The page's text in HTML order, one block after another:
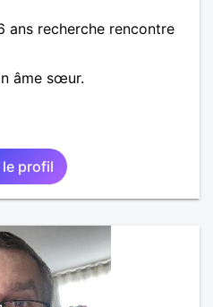
ans recherche rencontre
âme sœur.
le profil